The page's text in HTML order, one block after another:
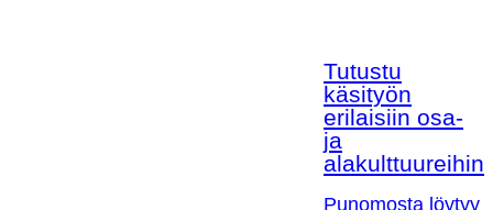
Tutustu
käsityön
erilaisiin osa-
ja
alakulttuureihin!
Punomosta löytyy